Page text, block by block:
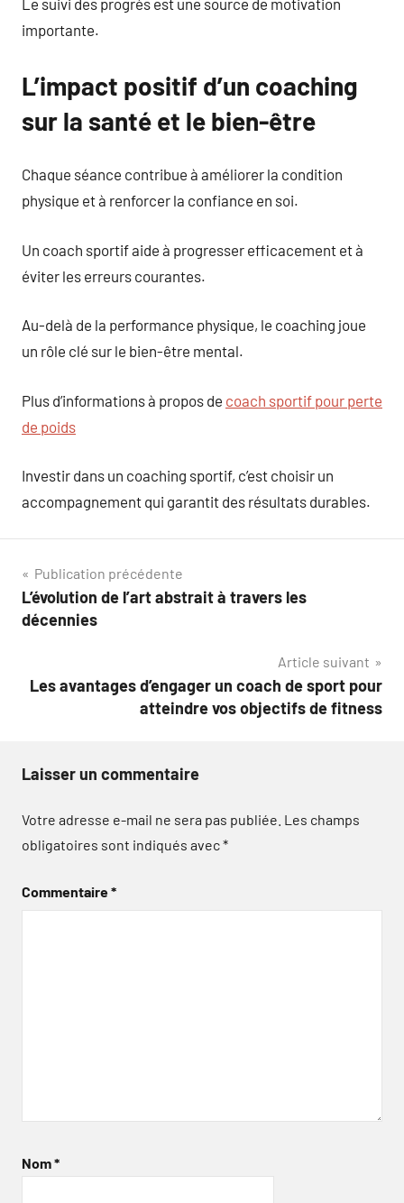
importante.
L’impact positif d’un coaching
sur la santé et le bien-être
Chaque séance contribue à améliorer la condition
physique et à renforcer la confiance en soi.
Un coach sportif aide à progresser efficacement et à
éviter les erreurs courantes.
Au-delà de la performance physique, le coaching joue
un rôle clé sur le bien-être mental.
Plus d’informations à propos de coach sportif pour perte
de poids
Investir dans un coaching sportif, c’est choisir un
accompagnement qui garantit des résultats durables.
Navigation
de
Publication précédente
L’évolution de l’art abstrait à travers les
décennies
Article suivant
Les avantages d’engager un coach de sport pour
atteindre vos objectifs de fitness
Laisser un commentaire
Votre adresse e-mail ne sera pas publiée. Les champs
obligatoires sont indiqués avec*
Commentaire*
Nom*